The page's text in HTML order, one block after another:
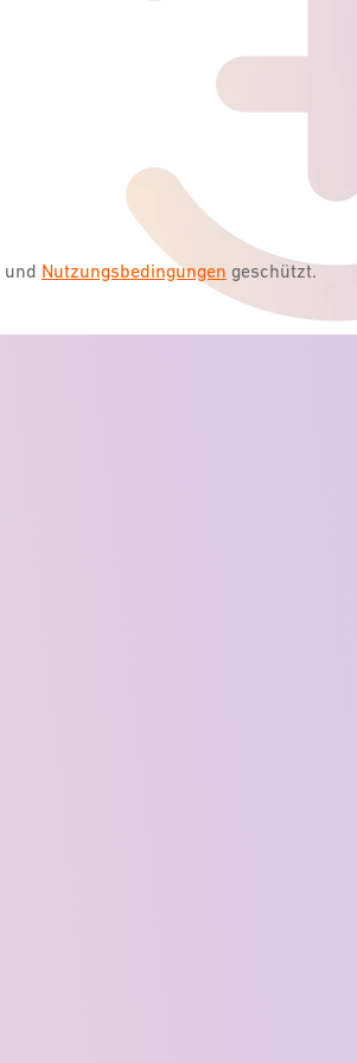
und Nutzungsbedingungen geschützt.